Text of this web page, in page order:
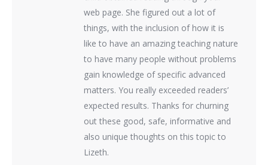
web page. She figured out a lot of
things, with the inclusion of how it is
like to have an amazing teaching nature
to have many people without problems
gain knowledge of specific advanced
matters. You really exceeded readers’
expected results. Thanks for churning
out these good, safe, informative and
also unique thoughts on this topic to
Lizeth.